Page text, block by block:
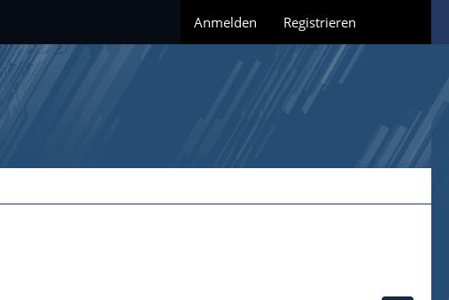
Anmelden Registrieren